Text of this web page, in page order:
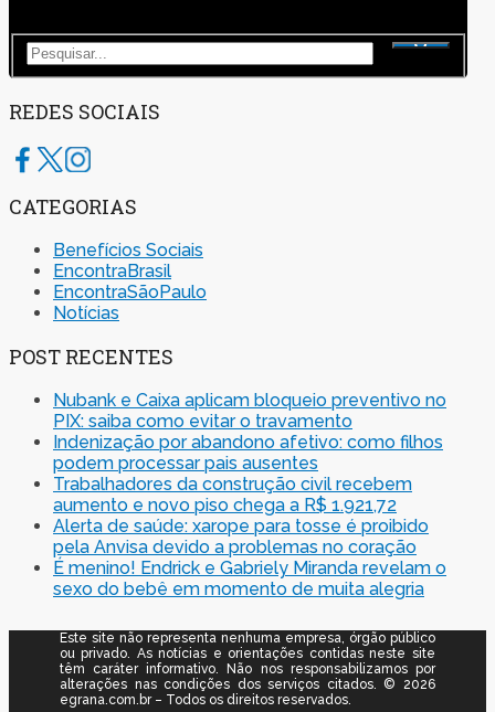
REDES SOCIAIS
CATEGORIAS
Benefícios Sociais
EncontraBrasil
EncontraSãoPaulo
Notícias
POST RECENTES
Nubank e Caixa aplicam bloqueio preventivo no
PIX: saiba como evitar o travamento
Indenização por abandono afetivo: como filhos
podem processar pais ausentes
Trabalhadores da construção civil recebem
aumento e novo piso chega a R$ 1.921,72
Alerta de saúde: xarope para tosse é proibido
pela Anvisa devido a problemas no coração
É menino! Endrick e Gabriely Miranda revelam o
sexo do bebê em momento de muita alegria
Este site não representa nenhuma empresa, órgão público
ou privado. As notícias e orientações contidas neste site
têm caráter informativo. Não nos responsabilizamos por
alterações nas condições dos serviços citados. © 2026
egrana.com.br – Todos os direitos reservados.